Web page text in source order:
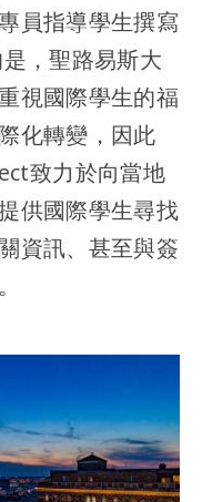
員指導學生撰寫
，聖路易斯大
視國際學生的福
化轉變，因此
致力於向當地
供國際學生尋找
資訊、甚至與簽